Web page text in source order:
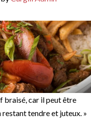
braisé, car il peut être
restant tendre et juteux. »